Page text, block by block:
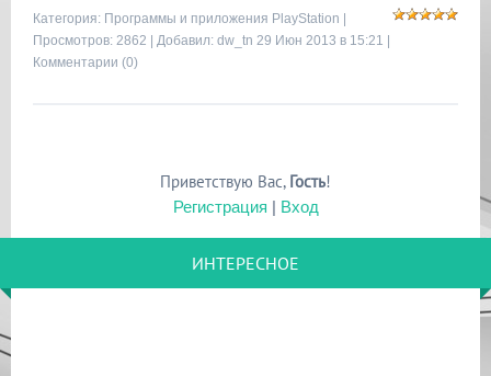
Категория: Программы и приложения PlayStation
Просмотров: 2862 | Добавил: dw_tn 29 Июн 2013 в 15:21 |
Комментарии (0)
Приветствую Вас, Гость!
Регистрация | Вход
ИНТЕРЕСНОЕ